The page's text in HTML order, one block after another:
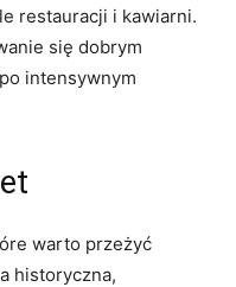
restauracji i kawiarni.
się dobrym
intensywnym‌
warto przeżyć
historyczna,